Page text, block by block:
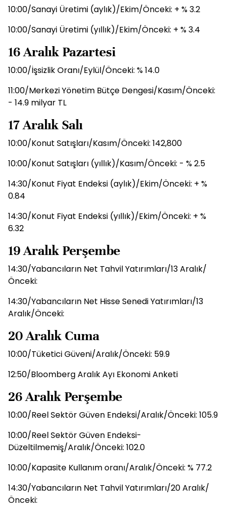
10:00/Sanayi Üretimi (aylık)/Ekim/Önceki: + % 3.2
10:00/Sanayi Üretimi (yıllık)/Ekim/Önceki: + % 3.4
16 Aralık Pazartesi
10:00/İşsizlik Oranı/Eylül/Önceki: % 14.0
11:00/Merkezi Yönetim Bütçe Dengesi/Kasım/Önceki:
- 14.9 milyar TL
17 Aralık Salı
10:00/Konut Satışları/Kasım/Önceki: 142,800
10:00/Konut Satışları (yıllık)/Kasım/Önceki: - % 2.5
14:30/Konut Fiyat Endeksi (aylık)/Ekim/Önceki: + %
0.84
14:30/Konut Fiyat Endeksi (yıllık)/Ekim/Önceki: + %
6.32
19 Aralık Perşembe
14:30/Yabancıların Net Tahvil Yatırımları/13 Aralık/
Önceki:
14:30/Yabancıların Net Hisse Senedi Yatırımları/13
Aralık/Önceki:
20 Aralık Cuma
10:00/Tüketici Güveni/Aralık/Önceki: 59.9
12:50/Bloomberg Aralık Ayı Ekonomi Anketi
26 Aralık Perşembe
10:00/Reel Sektör Güven Endeksi/Aralık/Önceki: 105.9
10:00/Reel Sektör Güven Endeksi-
Düzeltilmemiş/Aralık/Önceki: 102.0
10:00/Kapasite Kullanım oranı/Aralık/Önceki: % 77.2
14:30/Yabancıların Net Tahvil Yatırımları/20 Aralık/
Önceki: